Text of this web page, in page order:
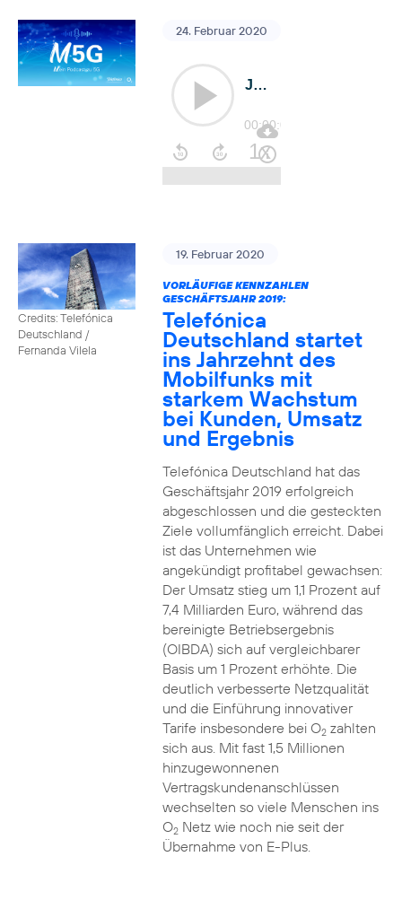
24. Februar 2020
Credits: Telefónica
Deutschland /
Fernanda Vilela
19. Februar 2020
VORLÄUFIGE KENNZAHLEN
GESCHÄFTSJAHR 2019:
Telefónica
Deutschland startet
ins Jahrzehnt des
Mobilfunks mit
starkem Wachstum
bei Kunden, Umsatz
und Ergebnis
Telefónica Deutschland hat das
Geschäftsjahr 2019 erfolgreich
abgeschlossen und die gesteckten
Ziele vollumfänglich erreicht. Dabei
ist das Unternehmen wie
angekündigt profitabel gewachsen:
Der Umsatz stieg um 1,1 Prozent auf
7,4 Milliarden Euro, während das
bereinigte Betriebsergebnis
(OIBDA) sich auf vergleichbarer
Basis um 1 Prozent erhöhte. Die
deutlich verbesserte Netzqualität
und die Einführung innovativer
Tarife insbesondere bei O2zahlten
sich aus. Mit fast 1,5 Millionen
hinzugewonnenen
Vertragskundenanschlüssen
wechselten so viele Menschen ins
O2Netz wie noch nie seit der
Übernahme von E-Plus.